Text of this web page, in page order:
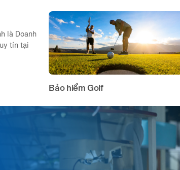
là Doanh
tín tại
Bảo hiểm Golf